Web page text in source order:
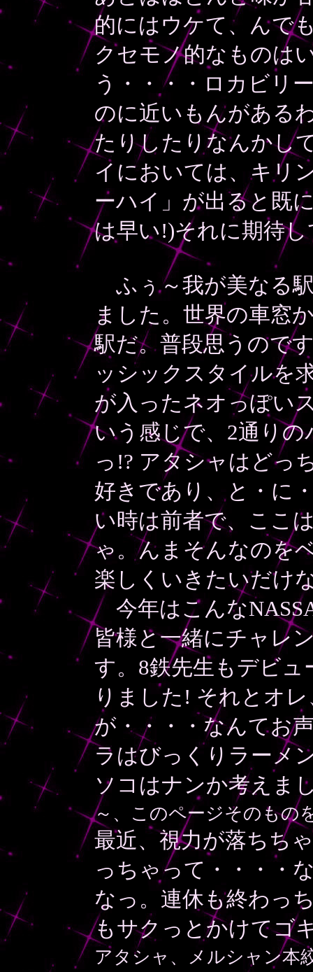
的にはウケて、んで
クセモノ的なものは
う・・・・ロカビリ
のに近いもんがある
たりしたりなんかし
イにおいては、キリ
ーハイ」が出ると既
は早い!)それに期待
ふぅ～我が美なる駅
ました。世界の車窓
駅だ。普段思うので
ッシックスタイルを
が入ったネオっぽい
いう感じで、2通り
っ!? アタシャはどっ
好きであり、と・に
い時は前者で、ここ
ゃ。んまそんなのを
楽しくいきたいだけ
今年はこんな
皆様と一緒にチャレ
す。8鉄先生もデビ
りました! それとオ
が・・・・なんてお
ラはびっくりラーメ
ソコはナンか考えま
～、このページそのもの
最近、視力が落ちち
っちゃって・・・・
なっ。連休も終わっ
もサクっとかけてゴ
アタシャ、メルシャン本